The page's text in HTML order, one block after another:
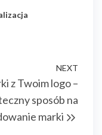
NEXT
z Twoim logo –
sposób na
marki